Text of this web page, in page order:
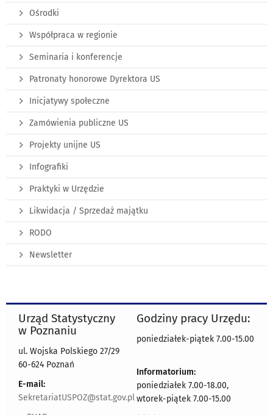
Ośrodki
Współpraca w regionie
Seminaria i konferencje
Patronaty honorowe Dyrektora US
Inicjatywy społeczne
Zamówienia publiczne US
Projekty unijne US
Infografiki
Praktyki w Urzędzie
Likwidacja / Sprzedaż majątku
RODO
Newsletter
Urząd Statystyczny
w Poznaniu
ul. Wojska Polskiego 27/29
60-624 Poznań
E-mail:
SekretariatUSPOZ@stat.gov.pl
Godziny pracy Urzędu:
poniedziałek-piątek 7.00-15.00
Informatorium:
poniedziałek 7.00-18.00,
wtorek-piątek 7.00-15.00